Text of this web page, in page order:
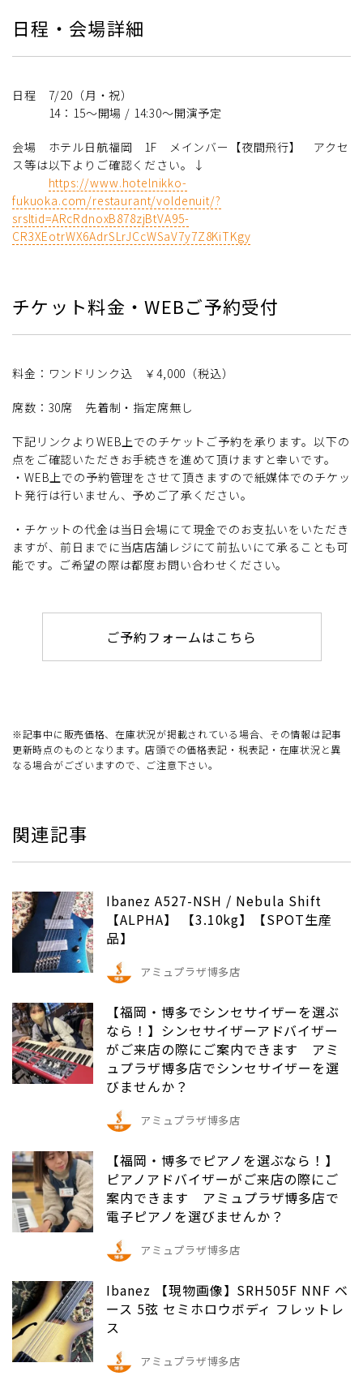
日程・会場詳細
日程 7/20（月・祝）
14：15～開場 / 14:30～開演予定
会場 ホテル日航福岡 1F メインバー【夜間飛行】 アクセ
ス等は以下よりご確認ください。↓
https://www.hotelnikko-
fukuoka.com/restaurant/voldenuit/?
srsltid=ARcRdnoxB878zjBtVA95-
CR3XEotrWX6AdrSLrJCcWSaV7y7Z8KiTKgy
チケット料金・WEBご予約受付
料金：ワンドリンク込 ￥4,000（税込）
席数：30席 先着制・指定席無し
下記リンクよりWEB上でのチケットご予約を承ります。以下の
点をご確認いただきお手続きを進めて頂けますと幸いです。
・WEB上での予約管理をさせて頂きますので紙媒体でのチケッ
ト発行は行いません、予めご了承ください。
・チケットの代金は当日会場にて現金でのお支払いをいただき
ますが、前日までに当店店舗レジにて前払いにて承ることも可
能です。ご希望の際は都度お問い合わせください。
ご予約フォームはこちら
※記事中に販売価格、在庫状況が掲載されている場合、その情報は記事
更新時点のものとなります。店頭での価格表記・税表記・在庫状況と異
なる場合がございますので、ご注意下さい。
関連記事
Ibanez A527-NSH / Nebula Shift
【ALPHA】 【3.10kg】【SPOT生産
品】
アミュプラザ博多店
【福岡・博多でシンセサイザーを選ぶ
なら！】シンセサイザーアドバイザー
がご来店の際にご案内できます アミ
ュプラザ博多店でシンセサイザーを選
びませんか？
アミュプラザ博多店
【福岡・博多でピアノを選ぶなら！】
ピアノアドバイザーがご来店の際にご
案内できます アミュプラザ博多店で
電子ピアノを選びませんか？
アミュプラザ博多店
Ibanez 【現物画像】SRH505F NNF ベ
ース 5弦 セミホロウボディ フレットレ
ス
アミュプラザ博多店